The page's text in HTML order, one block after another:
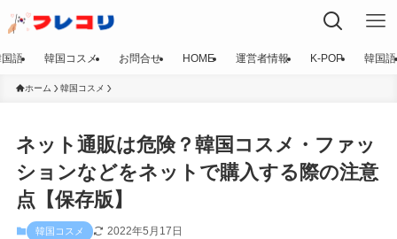
語 韓国コスメ お問合せ HOME 運営者情報 K-POP 韓国語
ホーム 韓国コスメ
ネット通販は危険？韓国コスメ・ファッ
ションなどをネットで購入する際の注意
点【保存版】
韓国コスメ 2022年5月17日